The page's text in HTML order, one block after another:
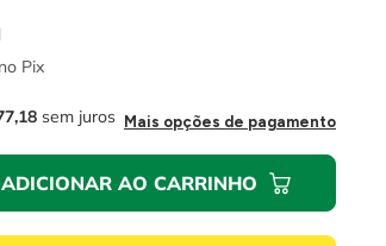
no Pix
,18 sem juros Mais opções de pagamento
ADICIONAR AO CARRINHO